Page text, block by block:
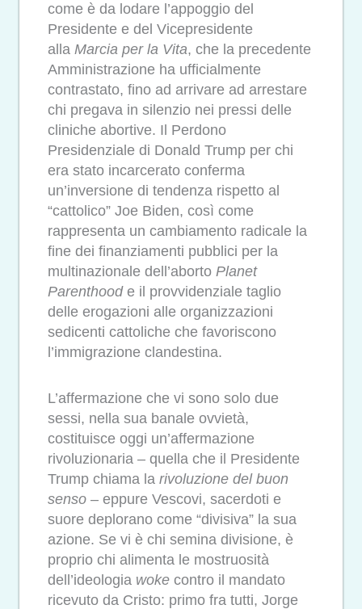
come è da lodare l’appoggio del
Presidente e del Vicepresidente
alla Marcia per la Vita, che la precedente
Amministrazione ha ufficialmente
contrastato, fino ad arrivare ad arrestare
chi pregava in silenzio nei pressi delle
cliniche abortive. Il Perdono
Presidenziale di Donald Trump per chi
era stato incarcerato conferma
un’inversione di tendenza rispetto al
“cattolico” Joe Biden, così come
rappresenta un cambiamento radicale la
fine dei finanziamenti pubblici per la
multinazionale dell’aborto Planet
Parenthoode il provvidenziale taglio
delle erogazioni alle organizzazioni
sedicenti cattoliche che favoriscono
l’immigrazione clandestina.
L’affermazione che vi sono solo due
sessi, nella sua banale ovvietà,
costituisce oggi un’affermazione
rivoluzionaria – quella che il Presidente
Trump chiama la rivoluzione del buon
senso – eppure Vescovi, sacerdoti e
suore deplorano come “divisiva” la sua
azione. Se vi è chi semina divisione, è
proprio chi alimenta le mostruosità
dell’ideologia woke contro il mandato
ricevuto da Cristo: primo fra tutti, Jorge